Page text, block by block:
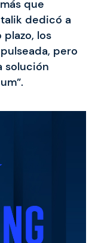
que
dedicó a
los
pero
solución